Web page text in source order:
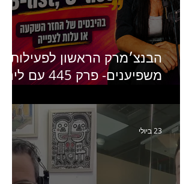
הבנצ׳מרק הראשון לפעילות
משפיענים- פרק 445 עם לינוי
Humanz ישראל
23 ביולי